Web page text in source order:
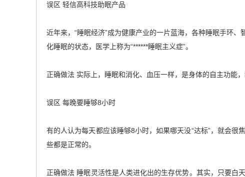
误区 轻信高科技助眠产品
近年来，“睡眠经济”成为健康产业的一片蓝海，各种睡眠手环
化睡眠的状态，医学上称为“******睡眠主义症”。
正确做法 实际上，睡眠和消化、血压一样，是身体的自主功能
误区 每晚要睡够8小时
有的人认为每天都应该睡够8小时，如果哪天没“达标”，就会
些都是正常的。
正确做法 睡眠灵活性是人类进化出的生存优势。其实，只要白